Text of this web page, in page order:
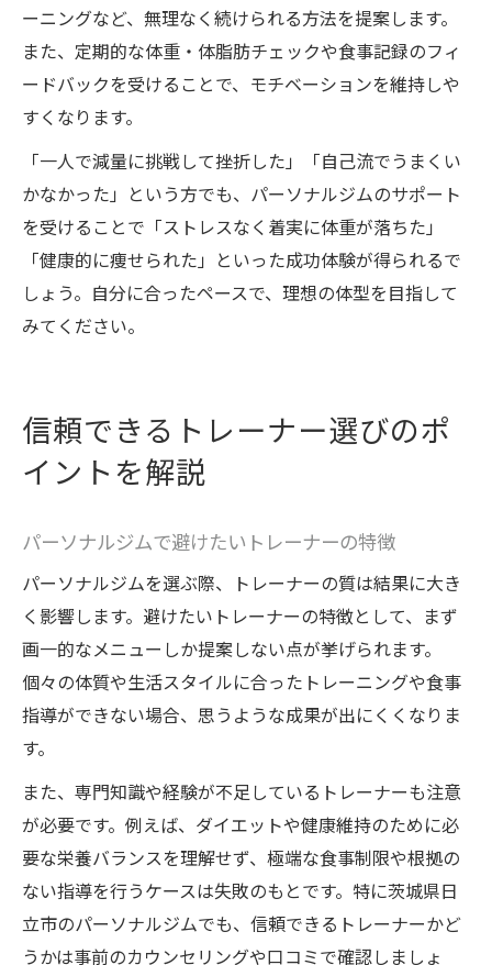
ーニングなど、無理なく続けられる方法を提案します。
また、定期的な体重・体脂肪チェックや食事記録のフィ
ードバックを受けることで、モチベーションを維持しや
すくなります。
「一人で減量に挑戦して挫折した」「自己流でうまくい
かなかった」という方でも、パーソナルジムのサポート
を受けることで「ストレスなく着実に体重が落ちた」
「健康的に痩せられた」といった成功体験が得られるで
しょう。自分に合ったペースで、理想の体型を目指して
みてください。
信頼できるトレーナー選びのポ
イントを解説
パーソナルジムで避けたいトレーナーの特徴
パーソナルジムを選ぶ際、トレーナーの質は結果に大き
く影響します。避けたいトレーナーの特徴として、まず
画一的なメニューしか提案しない点が挙げられます。
個々の体質や生活スタイルに合ったトレーニングや食事
指導ができない場合、思うような成果が出にくくなりま
す。
また、専門知識や経験が不足しているトレーナーも注意
が必要です。例えば、ダイエットや健康維持のために必
要な栄養バランスを理解せず、極端な食事制限や根拠の
ない指導を行うケースは失敗のもとです。特に茨城県日
立市のパーソナルジムでも、信頼できるトレーナーかど
うかは事前のカウンセリングや口コミで確認しましょ